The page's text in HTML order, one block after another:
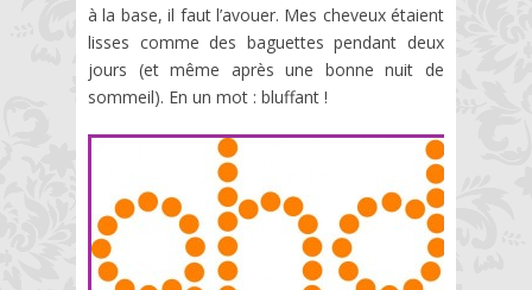
à la base, il faut l’avouer. Mes cheveux étaient
lisses comme des baguettes pendant deux
jours (et même après une bonne nuit de
sommeil). En un mot : bluffant !